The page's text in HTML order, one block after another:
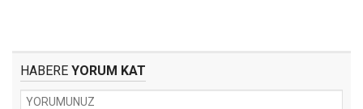
HABERE YORUM KAT